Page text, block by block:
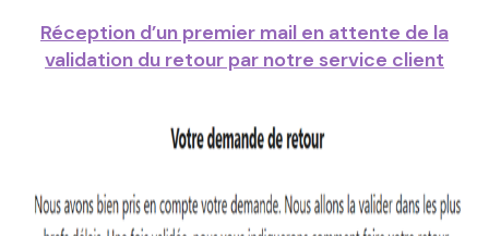
Réception d’un premier mail en attente de la
validation du retour par notre service client